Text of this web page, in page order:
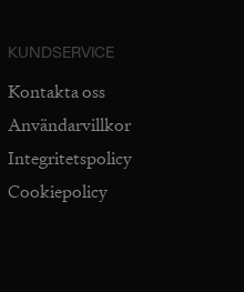
KUNDSERVICE
Kontakta oss
Användarvillkor
Integritetspolicy
Cookiepolicy